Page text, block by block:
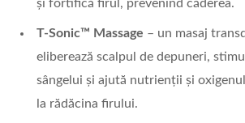
și fortifică firul, prevenind căderea.
T-Sonic™ Massage – un masaj
eliberează scalpul de depuneri,
sângelui și ajută nutrienții și
la rădăcina firului.